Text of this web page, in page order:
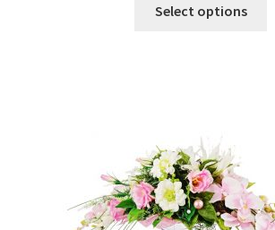
Select options